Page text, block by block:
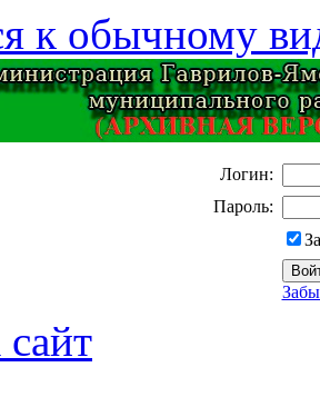
к обычному
Логин:
Пароль: